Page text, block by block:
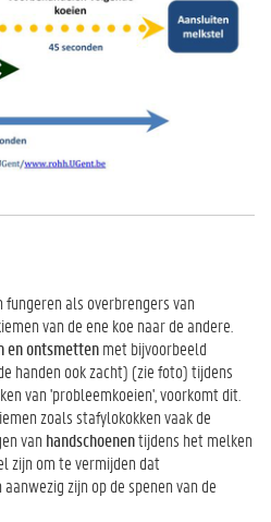
fungeren als overbrengers van
van de ene koe naar de andere.
en ontsmettenmet bijvoorbeeld
handen ook zacht) (zie foto) tijdens
van 'probleemkoeien', voorkomt dit.
zoals stafylokokken vaak de
van handschoenentijdens het melken
zijn om te vermijden dat
zijn op de spenen van de